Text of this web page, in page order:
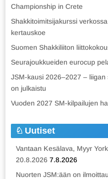
Championship in Crete
Shakkitoimitsijakurssi
kertauskoe
Suomen Shakkiliiton
Seurajoukkueiden eurocup
JSM-kausi 2026–2027 –
on julkaistu
Vuoden 2027 SM-kilpailujen
Uutiset
Vantaan Kesälava, Myyr
20.8.2026 7.8.2026
Nuorten JSM:ään on